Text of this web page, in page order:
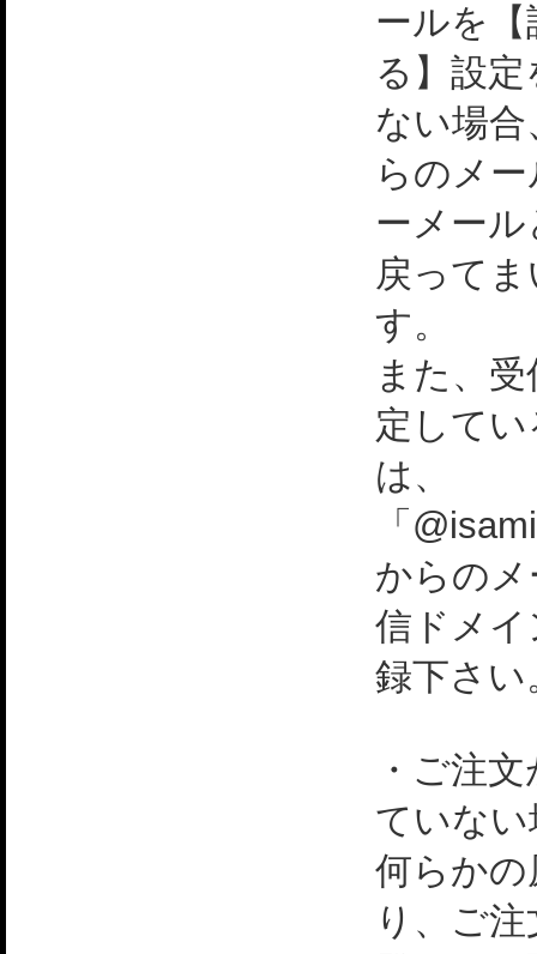
ールを【
る】設
ない場
らのメ
ーメー
戻って
す。
また、
定して
は、
「
からの
信ドメ
録下さい
・ご注
ていない
何らか
り、ご